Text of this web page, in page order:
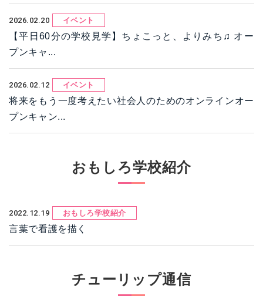
2026.02.20 イベント
【平日60分の学校見学】ちょこっと、よりみち♫ オー
プンキャ...
2026.02.12 イベント
将来をもう一度考えたい社会人のためのオンラインオー
プンキャン...
おもしろ学校紹介
2022.12.19 おもしろ学校紹介
言葉で看護を描く
チューリップ通信